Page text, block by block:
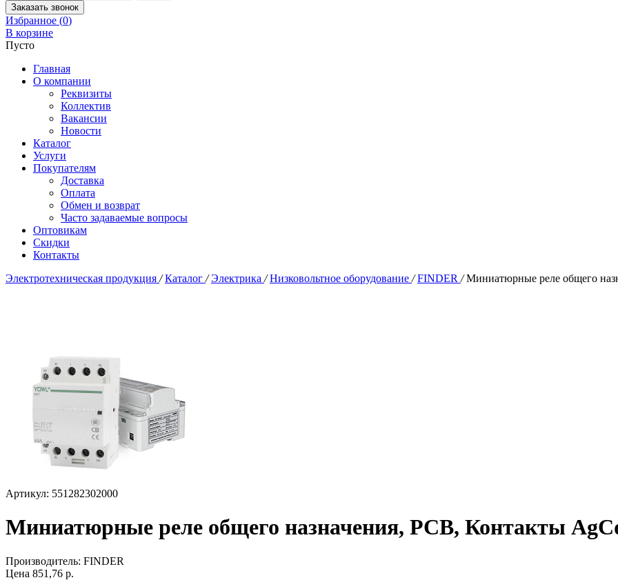
Избранное (0)
В корзине
Пусто
Главная
О компании
Реквизиты
Коллектив
Вакансии
Новости
Каталог
Услуги
Покупателям
Доставка
Оплата
Обмен и возврат
Часто задаваемые вопросы
Оптовикам
Скидки
Контакты
Электротехническая продукция / Каталог / Электрика / Низковольтное оборудование / FINDER / Миниатюрные реле общего
Артикул: 551282302000
Миниатюрные реле общего назначения, PCB, Контакты
Производитель: FINDER
Цена 851,76 р.